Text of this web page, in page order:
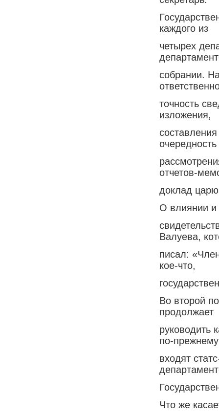
каждого из
четырех
собрании.
точность
изложения,
очередность
отчетов-
доклад
О влиянии и
Валуева,
писал:
кое-что,
Во второй
продолжает
руководить
по-прежнему
входят
Что же